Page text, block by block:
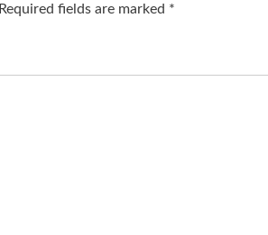
Required fields are marked *